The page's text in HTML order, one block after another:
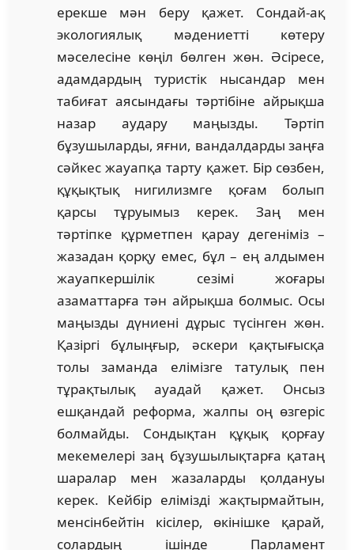
ерекше мән беру қажет. Сондай-ақ
экологиялық мәдениетті көтеру
мәселесіне көңіл бөлген жөн. Әсіресе,
адамдардың туристік нысандар мен
табиғат аясындағы тәртібіне айрықша
назар аудару маңызды. Тәртіп
бұзушыларды, яғни, вандалдарды заңға
сәйкес жауапқа тарту қажет. Бір сөзбен,
құқықтық нигилизмге қоғам болып
қарсы тұруымыз керек. Заң мен
тәртіпке құрметпен қарау дегеніміз –
жазадан қорқу емес, бұл – ең алдымен
жауапкершілік сезімі жоғары
азаматтарға тән айрықша болмыс. Осы
маңызды дүниені дұрыс түсінген жөн.
Қазіргі бұлыңғыр, әскери қақтығысқа
толы заманда елімізге татулық пен
тұрақтылық ауадай қажет. Онсыз
ешқандай реформа, жалпы оң өзгеріс
болмайды. Сондықтан құқық қорғау
мекемелері заң бұзушылықтарға қатаң
шаралар мен жазаларды қолдануы
керек. Кейбір елімізді жақтырмайтын,
менсінбейтін кісілер, өкінішке қарай,
солардың ішінде Парламент